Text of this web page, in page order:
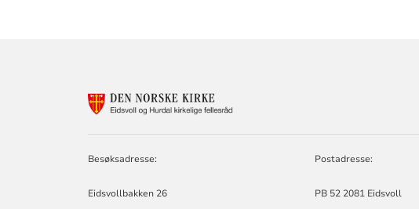
FELLESRÅD
Besøksadresse:
Eidsvollbakken 26
Postadresse:
PB 52 2081 Eidsvoll